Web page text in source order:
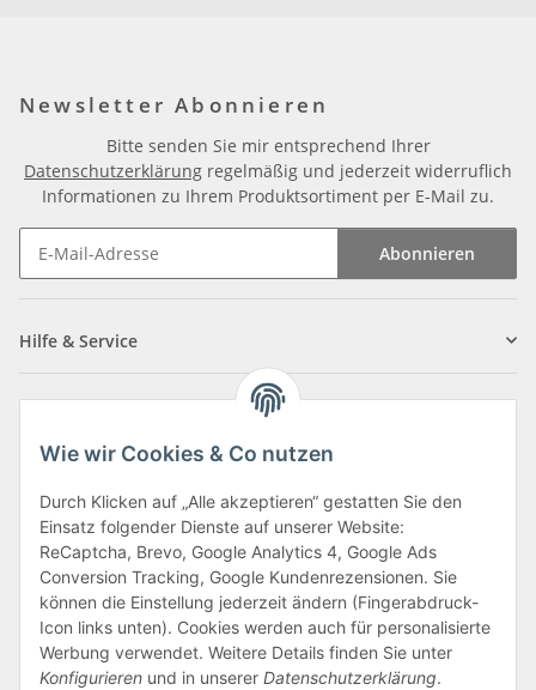
Wie wir Cookies & Co nutzen
Durch Klicken auf „Alle akzeptieren“ gestatten Sie den
Einsatz folgender Dienste auf unserer Website:
ReCaptcha, Brevo, Google Analytics 4, Google Ads
Conversion Tracking, Google Kundenrezensionen. Sie
können die Einstellung jederzeit ändern (Fingerabdruck-
Icon links unten). Cookies werden auch für personalisierte
Werbung verwendet. Weitere Details finden Sie unter
Konfigurieren und in unserer Datenschutzerklärung.
Newsletter Abonnieren
Bitte senden Sie mir entsprechend Ihrer
Datenschutzerklärung regelmäßig und jederzeit widerruflich
Informationen zu Ihrem Produktsortiment per E-Mail zu.
Abonnieren
Hilfe & Service
Informationen
Zahlungsarten